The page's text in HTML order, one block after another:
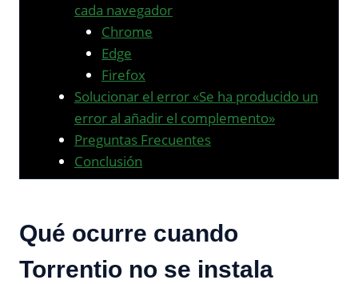
cada navegador
Chrome
Edge
Firefox
Solucionar el error «Se ha producido un
error al añadir el complemento»
Preguntas Frecuentes
Conclusión
Qué ocurre cuando
Torrentio no se instala